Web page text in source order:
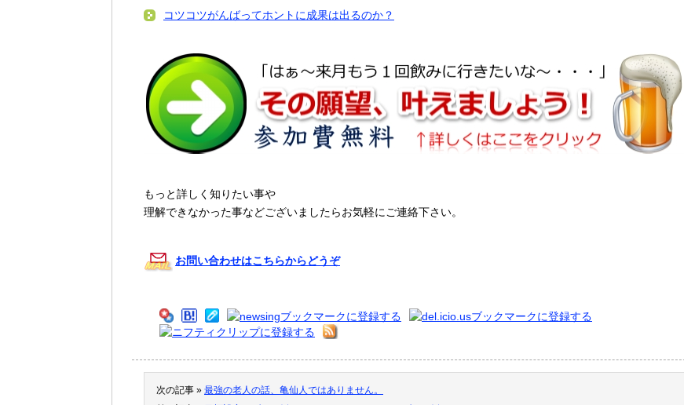
コツコツがんばってホントに成果は出るのか？
もっと詳しく知りたい事や
理解できなかった事などございましたらお気軽にご連絡下さい。
お問い合わせはこちらからどうぞ
次の記事 » 最強の老人の話、亀仙人ではありません。